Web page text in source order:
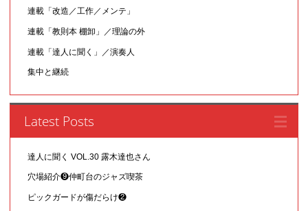
連載「改造／工作／メンテ」
連載「教則本 棚卸」／理論の外
連載「達人に聞く」／演奏人
集中と継続
Latest Posts
達人に聞く VOL.30 露木達也さん
穴場紹介❾仲町台のジャズ喫茶
ピックガードが傷だらけ❷